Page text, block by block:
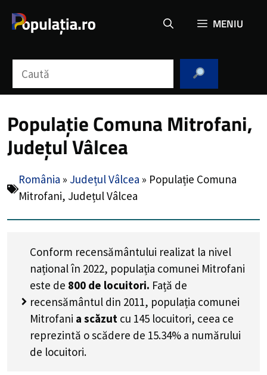
MENIU
Populație Comuna Mitrofani,
Județul Vâlcea
România » Județul Vâlcea » Populație Comuna
Mitrofani, Județul Vâlcea
Conform recensământului realizat la nivel
național în 2022, populația comunei Mitrofani
este de 800 de locuitori. Față de
recensământul din 2011, populația comunei
Mitrofani a scăzut cu 145 locuitori, ceea ce
reprezintă o scădere de 15.34% a numărului
de locuitori.